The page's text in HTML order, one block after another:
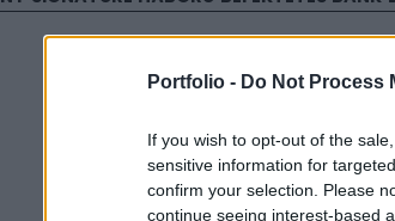
Portfolio - Do Not Process
If you wish to opt-out of the
sensitive information for
confirm your selection. Please
continue seeing interest-based
2019. február 13. 14:06